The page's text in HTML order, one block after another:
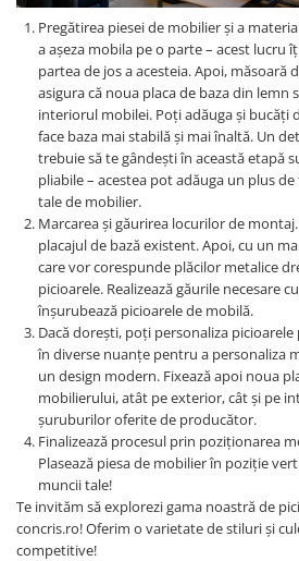
Pregătirea piesei de mobilier și a
a așeza mobila pe o parte – acest lucru
partea de jos a acesteia. Apoi, măsoară
asigura că noua placa de baza din lemn
interiorul mobilei. Poți adăuga și bucăți
face baza mai stabilă și mai înaltă. Un
trebuie să te gândești în această etapă
pliabile – acestea pot adăuga un plus
tale de mobilier.
Marcarea și găurirea locurilor de
placajul de bază existent. Apoi, cu un
care vor corespunde plăcilor metalice
picioarele. Realizează găurile necesare
înșurubează picioarele de mobilă.
Dacă dorești, poți personaliza
în diverse nuanțe pentru a personaliza
un design modern. Fixează apoi noua
mobilierului, atât pe exterior, cât și pe
șuruburilor oferite de producător.
Finalizează procesul prin poziționarea
Plasează piesa de mobilier în poziție
muncii tale!
Te invităm să explorezi gama noastră de
concris.ro! Oferim o varietate de stiluri și
competitive!